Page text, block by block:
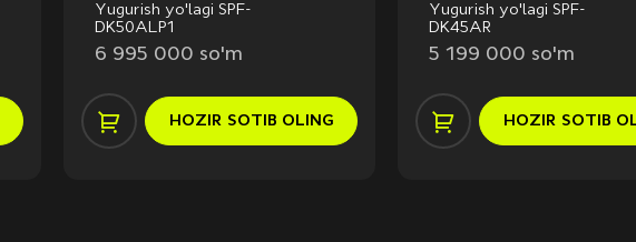
Yugurish yo'lagi SPF-
DK50ALP1
6 995 000 so'm
HOZIR SOTIB OLING
Yugurish yo'lagi SPF-
DK45AR
5 199 000 so'm
HOZIR SOTIB